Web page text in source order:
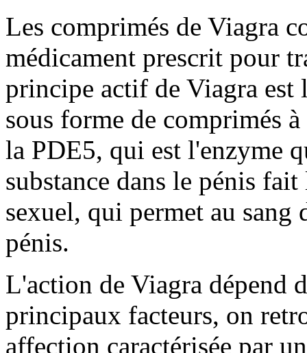
Les comprimés de Viagra
médicament prescrit pour
principe actif de Viagra
sous forme de comprimés
la PDE5, qui est l'enzyme
substance dans le pénis
sexuel, qui permet au
pénis.
L'action de Viagra dépend
principaux facteurs, on
affection caractérisée par